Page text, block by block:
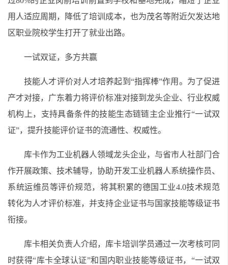
用人适应周期，降低了培训成本，也为茂名等附近欠发达地
区职业院校学生打开了就业出路。
一试双证，多方共赢
技能人才评价对人才培养起到“指挥棒”作用。为了促进
产才对接，广东着力将评价标准对接到龙头企业、行业权威
机构上，支持具备条件的技能生态链链主企业推行“一试双
证”，提升技能评价证书的流通性、权威性。
库卡作为工业机器人领域龙头企业，与省市人社部门合
作开展政策、技术辅导，协助开发工业机器人系统操作员、
系统运维员等评价规范，将其积累的德国工业4.0技术规范
转化为人才评价标准，并支持企业证书与国家技能等级证书
衔接。
库卡相关负责人介绍，库卡培训学员通过一次考核可同
时获得“库卡全球认证”和国内职业技能等级证书，“一试双